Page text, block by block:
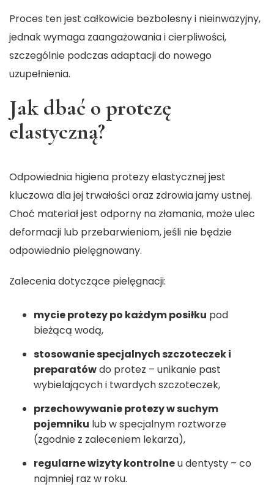
Proces ten jest całkowicie bezbolesny i nieinwazyjny,
jednak wymaga zaangażowania i cierpliwości,
szczególnie podczas adaptacji do nowego
uzupełnienia.
Jak dbać o protezę
elastyczną?
Odpowiednia higiena protezy elastycznej jest
kluczowa dla jej trwałości oraz zdrowia jamy ustnej.
Choć materiał jest odporny na złamania, może ulec
deformacji lub przebarwieniom, jeśli nie będzie
odpowiednio pielęgnowany.
Zalecenia dotyczące pielęgnacji:
mycie protezy po każdym posiłku pod
bieżącą wodą,
stosowanie specjalnych szczoteczek i
preparatówdo protez – unikanie past
wybielających i twardych szczoteczek,
przechowywanie protezy w suchym
pojemniku lub w specjalnym roztworze
(zgodnie z zaleceniem lekarza),
regularne wizyty kontrolneu dentysty – co
najmniej raz w roku.